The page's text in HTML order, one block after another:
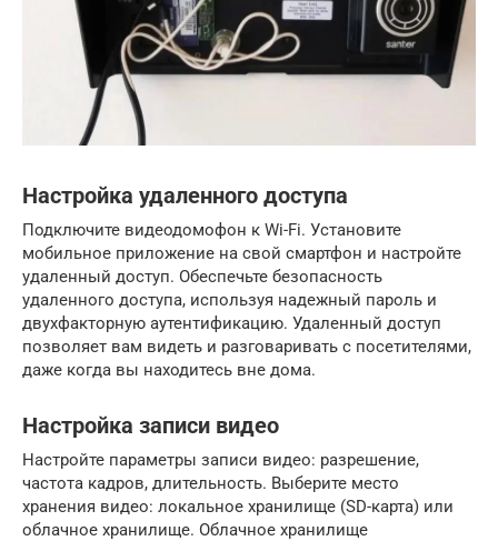
Настройка удаленного доступа
Подключите видеодомофон к Wi-Fi. Установите
мобильное приложение на свой смартфон и настройте
удаленный доступ. Обеспечьте безопасность
удаленного доступа, используя надежный пароль и
двухфакторную аутентификацию. Удаленный доступ
позволяет вам видеть и разговаривать с посетителями,
даже когда вы находитесь вне дома.
Настройка записи видео
Настройте параметры записи видео: разрешение,
частота кадров, длительность. Выберите место
хранения видео: локальное хранилище (SD-карта) или
облачное хранилище. Облачное хранилище